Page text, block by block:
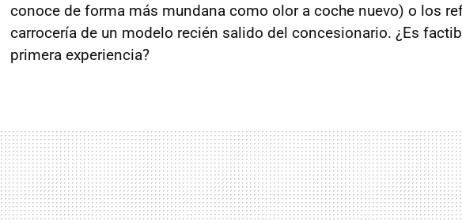
conoce de forma más mundana como olor a coche nuevo) o los
carrocería de un modelo recién salido del concesionario. ¿Es
primera experiencia?